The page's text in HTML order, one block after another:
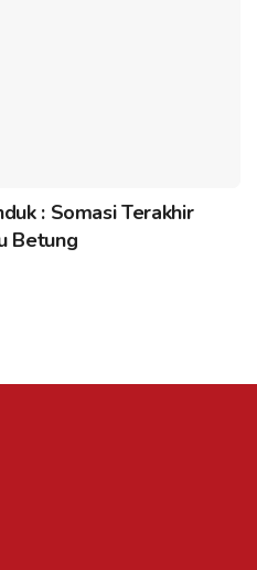
: Somasi Terakhir
Betung